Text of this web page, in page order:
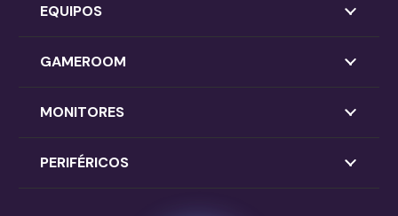
EQUIPOS
GAMEROOM
MONITORES
PERIFÉRICOS